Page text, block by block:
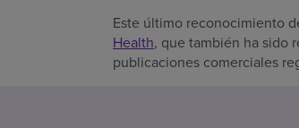
Este último reconocimiento
Health, que también ha sido
publicaciones comerciales